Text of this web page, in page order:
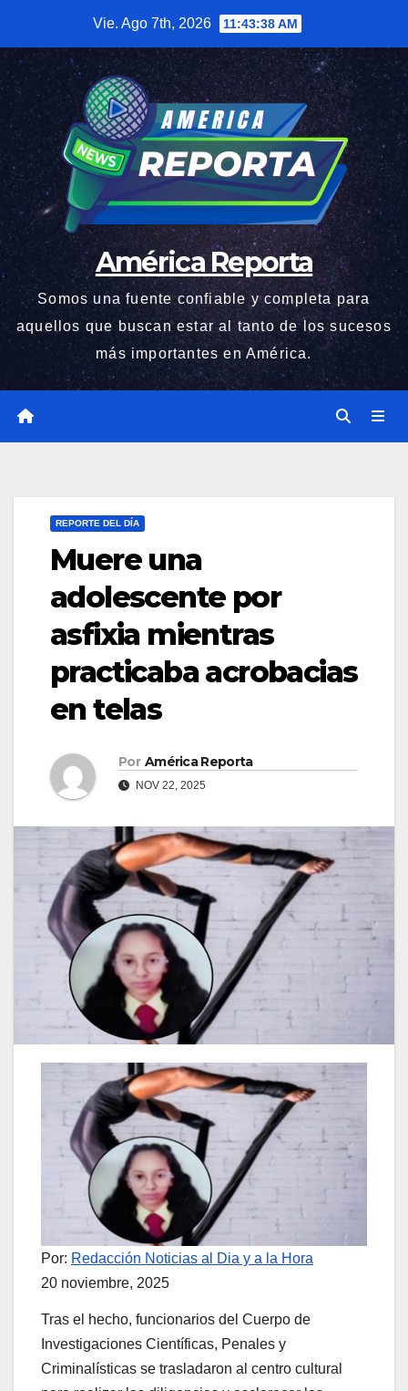
contenido
Vie. Ago 7th, 2026 11:43:39 AM
América Reporta
Somos una fuente confiable y completa para
aquellos que buscan estar al tanto de los sucesos
más importantes en América.
REPORTE DEL DÍA
Muere una
adolescente por
asfixia mientras
practicaba acrobacias
en telas
Por América Reporta
NOV 22, 2025
Por: Redacción Noticias al Dia y a la Hora
20 noviembre, 2025
Tras el hecho, funcionarios del Cuerpo de
Investigaciones Científicas, Penales y
Criminalísticas se trasladaron al centro cultural